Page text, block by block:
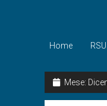
Home RSU
Mese: